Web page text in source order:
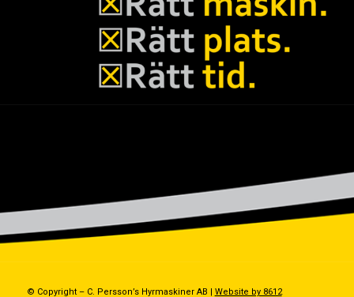
© Copyright – C. Persson’s Hyrmaskiner AB | Website by 8612